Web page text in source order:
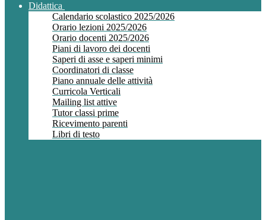
Didattica
Calendario scolastico 2025/2026
Orario lezioni 2025/2026
Orario docenti 2025/2026
Piani di lavoro dei docenti
Saperi di asse e saperi minimi
Coordinatori di classe
Piano annuale delle attività
Curricola Verticali
Mailing list attive
Tutor classi prime
Ricevimento parenti
Libri di testo